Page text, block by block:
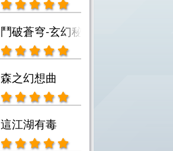
鬥破蒼穹-玄幻秘藏
森之幻想曲
這江湖有毒